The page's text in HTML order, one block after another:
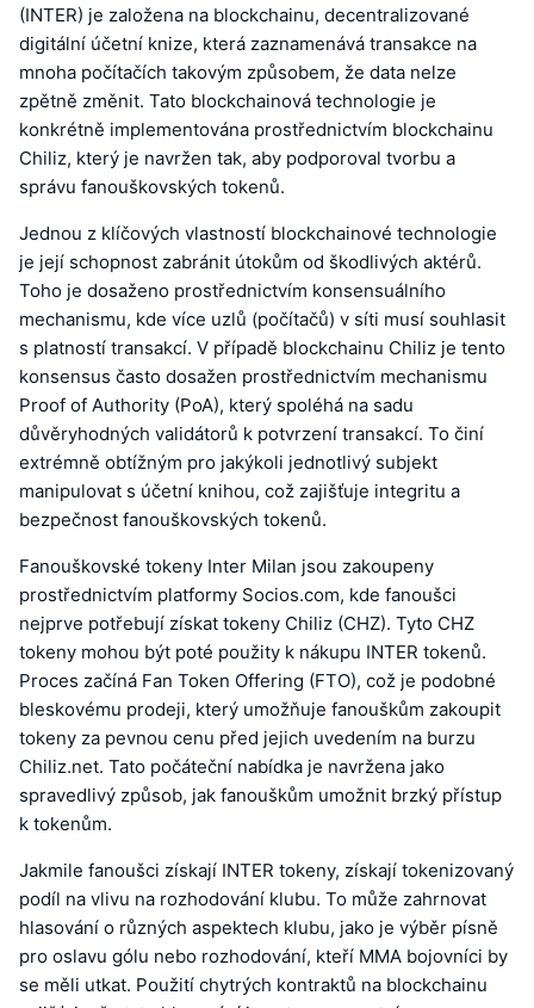
(INTER) je založena na blockchainu, decentralizované
digitální účetní knize, která zaznamenává transakce na
mnoha počítačích takovým způsobem, že data nelze
zpětně změnit. Tato blockchainová technologie je
konkrétně implementována prostřednictvím blockchainu
Chiliz, který je navržen tak, aby podporoval tvorbu a
správu fanouškovských tokenů.
Jednou z klíčových vlastností blockchainové technologie
je její schopnost zabránit útokům od škodlivých aktérů.
Toho je dosaženo prostřednictvím konsensuálního
mechanismu, kde více uzlů (počítačů) v síti musí souhlasit
s platností transakcí. V případě blockchainu Chiliz je tento
konsensus často dosažen prostřednictvím mechanismu
Proof of Authority (PoA), který spoléhá na sadu
důvěryhodných validátorů k potvrzení transakcí. To činí
extrémně obtížným pro jakýkoli jednotlivý subjekt
manipulovat s účetní knihou, což zajišťuje integritu a
bezpečnost fanouškovských tokenů.
Fanouškovské tokeny Inter Milan jsou zakoupeny
prostřednictvím platformy Socios.com, kde fanoušci
nejprve potřebují získat tokeny Chiliz (CHZ). Tyto CHZ
tokeny mohou být poté použity k nákupu INTER tokenů.
Proces začíná Fan Token Offering (FTO), což je podobné
bleskovému prodeji, který umožňuje fanouškům zakoupit
tokeny za pevnou cenu před jejich uvedením na burzu
Chiliz.net. Tato počáteční nabídka je navržena jako
spravedlivý způsob, jak fanouškům umožnit brzký přístup
k tokenům.
Jakmile fanoušci získají INTER tokeny, získají tokenizovaný
podíl na vlivu na rozhodování klubu. To může zahrnovat
hlasování o různých aspektech klubu, jako je výběr písně
pro oslavu gólu nebo rozhodování, kteří MMA bojovníci by
se měli utkat. Použití chytrých kontraktů na blockchainu